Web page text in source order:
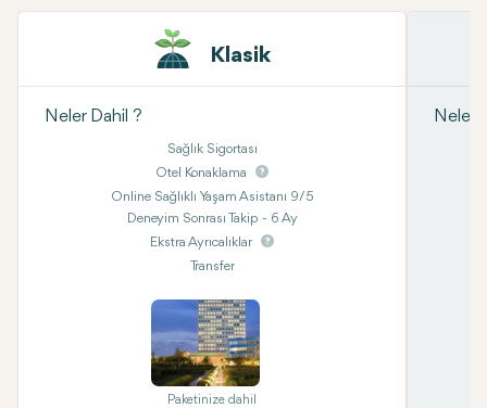
Klasik
Neler Dahil ?
Sağlık Sigortası
Otel Konaklama
Online Sağlıklı Yaşam Asistanı 9/5
Deneyim Sonrası Takip - 6 Ay
Ekstra Ayrıcalıklar
Transfer
Paketinize dahil
Neler